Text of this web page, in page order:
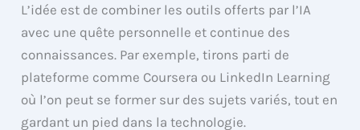
L’idée est de combiner les outils offerts par l’IA
avec une quête personnelle et continue des
connaissances. Par exemple, tirons parti de
plateforme comme Coursera ou LinkedIn Learning
où l’on peut se former sur des sujets variés, tout en
gardant un pied dans la technologie.